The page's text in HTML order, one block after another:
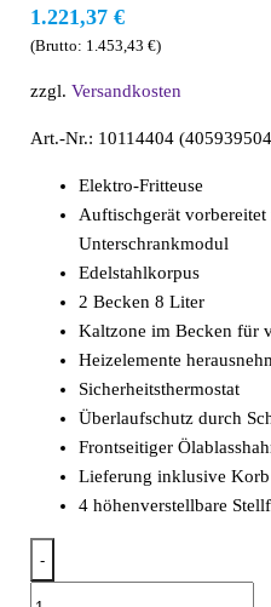
1.221,37€
(Brutto: 1.453,43€)
zzgl.Versandkosten
Art.-Nr.: 10114404
Elektro-Fritteuse
Auftischgerät
Unterschrankmodul
Edelstahlkorpus
2 Becken 8 Liter
Kaltzone im Becken für
Heizelemente
Sicherheitsthermostat
Überlaufschutz durch
Frontseitiger
Lieferung inklusive
4 höhenverstellbare
-